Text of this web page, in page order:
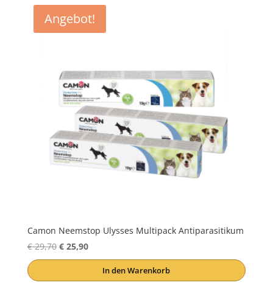
Angebot!
Camon Neemstop Ulysses Multipack Antiparasitikum
€29,70 Ursprünglicher
Preis
€25,90Aktueller
Preis
In den Warenkorb